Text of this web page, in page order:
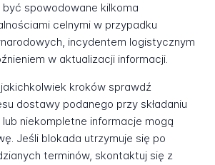
być spowodowane kilkoma
celnymi w przypadku
incydentem logistycznym
w aktualizacji informacji.
kroków sprawdź
dostawy podanego przy składaniu
lub niekompletne informacje mogą
Jeśli blokada utrzymuje się po
terminów, skontaktuj się z